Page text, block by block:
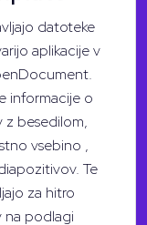
datoteke
aplikacije v
informacije o
z besedilom,
vsebino ,
Te
za hitro
na podlagi